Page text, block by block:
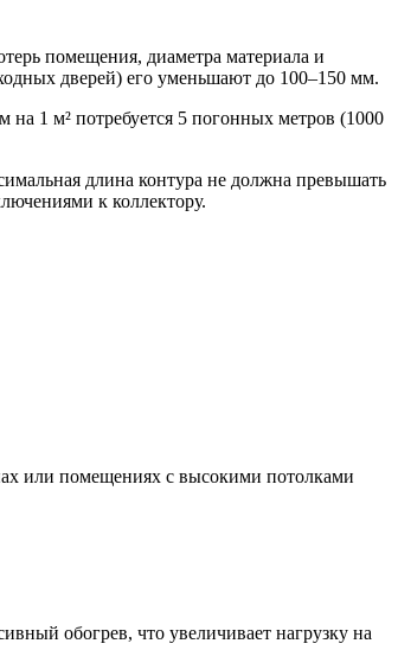
помещения, диаметра материала и
дверей) его уменьшают до 100–150 мм.
1 м² потребуется 5 погонных метров (1000
длина контура не должна превышать
к коллектору.
или помещениях с высокими потолками
обогрев, что увеличивает нагрузку на